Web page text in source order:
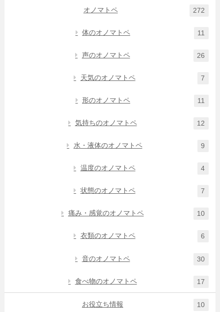
オノマトペ 272
体のオノマトペ 11
声のオノマトペ 26
天気のオノマトペ 7
形のオノマトペ 11
気持ちのオノマトペ 12
水・液体のオノマトペ 9
温度のオノマトペ 4
状態のオノマトペ 7
痛み・感覚のオノマトペ 10
衣類のオノマトペ 6
音のオノマトペ 30
食べ物のオノマトペ 17
お役立ち情報 10